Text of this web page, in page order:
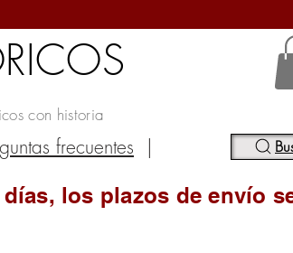
con historia
frecuentes |
los plazos de envío